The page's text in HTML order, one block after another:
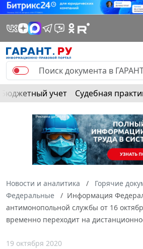
Бюджетный учет Судебная
Новости и аналитика
Горячие
Федеральные
Информация
антимонопольной службы от 16
временно переходит на
19 октября 2020